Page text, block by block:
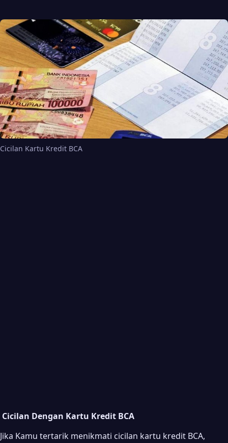
Cicilan Kartu Kredit BCA
Cicilan Dengan Kartu Kredit BCA
Jika Kamu tertarik menikmati cicilan kartu kredit BCA,